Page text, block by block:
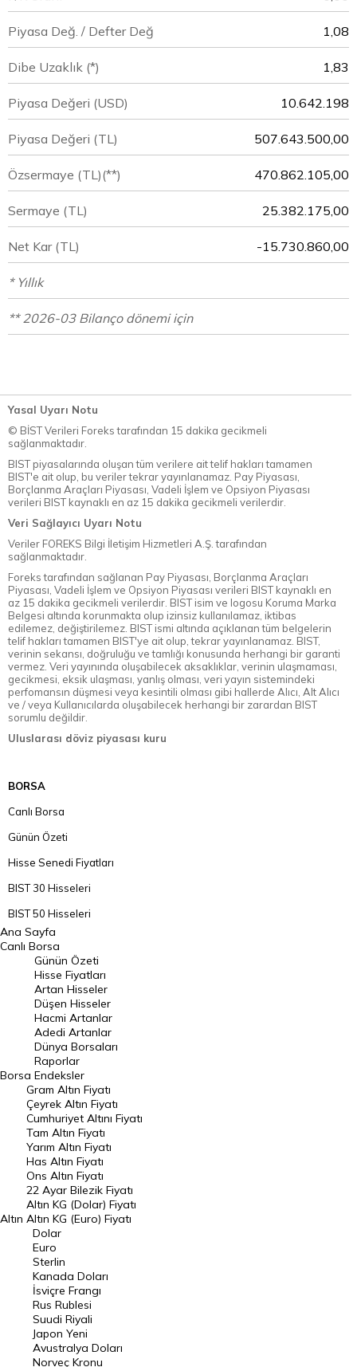
Piyasa Değ. / Defter Değ 1,08
Dibe Uzaklık (*) 1,83
Piyasa Değeri (USD) 10.642.198
Piyasa Değeri (TL) 507.643.500,00
Özsermaye (TL)(**) 470.862.105,00
Sermaye (TL) 25.382.175,00
Net Kar (TL) -15.730.860,00
* Yıllık
** 2026-03 Bilanço dönemi için
Yasal Uyarı Notu
© BİST Verileri Foreks tarafından 15 dakika gecikmeli
sağlanmaktadır.
BIST piyasalarında oluşan tüm verilere ait telif hakları tamamen
BIST'e ait olup, bu veriler tekrar yayınlanamaz. Pay Piyasası,
Borçlanma Araçları Piyasası, Vadeli İşlem ve Opsiyon Piyasası
verileri BIST kaynaklı en az 15 dakika gecikmeli verilerdir.
Veri Sağlayıcı Uyarı Notu
Veriler FOREKS Bilgi İletişim Hizmetleri A.Ş. tarafından
sağlanmaktadır.
Foreks tarafından sağlanan Pay Piyasası, Borçlanma Araçları
Piyasası, Vadeli İşlem ve Opsiyon Piyasası verileri BIST kaynaklı en
az 15 dakika gecikmeli verilerdir. BIST isim ve logosu Koruma Marka
Belgesi altında korunmakta olup izinsiz kullanılamaz, iktibas
edilemez, değiştirilemez. BIST ismi altında açıklanan tüm belgelerin
telif hakları tamamen BIST'ye ait olup, tekrar yayınlanamaz. BIST,
verinin sekansı, doğruluğu ve tamlığı konusunda herhangi bir garanti
vermez. Veri yayınında oluşabilecek aksaklıklar, verinin ulaşmaması,
gecikmesi, eksik ulaşması, yanlış olması, veri yayın sistemindeki
perfomansın düşmesi veya kesintili olması gibi hallerde Alıcı, Alt Alıcı
ve / veya Kullanıcılarda oluşabilecek herhangi bir zarardan BIST
sorumlu değildir.
Uluslarası döviz piyasası kuru
BORSA
Canlı Borsa
Günün Özeti
Hisse Senedi Fiyatları
BIST 30 Hisseleri
BIST 50 Hisseleri
BIST 100 Hisseleri
En Çok Artan Hisseler
En Çok Düşen Hisseler
Hacmi Artanlar
Geçmiş Kapanışlar
Dünya Borsaları
Raporlar
Endeksler
DÖVİZ
Döviz Kuru
Dolar Kuru
Euro Kuru
Pound Kuru
Frank Kuru
Riyal Kuru
Avustralya Doları
Danimarka Kronu Kuru
Ana Sayfa
Canlı Borsa
Borsa
Günün Özeti
Hisse Fiyatları
Artan Hisseler
Düşen Hisseler
Hacmi Artanlar
Adedi Artanlar
Dünya Borsaları
Raporlar
Endeksler
Altın
Gram Altın Fiyatı
Çeyrek Altın Fiyatı
Cumhuriyet Altını Fiyatı
Tam Altın Fiyatı
Yarım Altın Fiyatı
Has Altın Fiyatı
Ons Altın Fiyatı
22 Ayar Bilezik Fiyatı
Altın KG (Dolar) Fiyatı
Altın KG (Euro) Fiyatı
Dolar
Euro
Sterlin
Kanada Doları
İsviçre Frangı
Rus Rublesi
Suudi Riyali
Japon Yeni
Avustralya Doları
Norveç Kronu